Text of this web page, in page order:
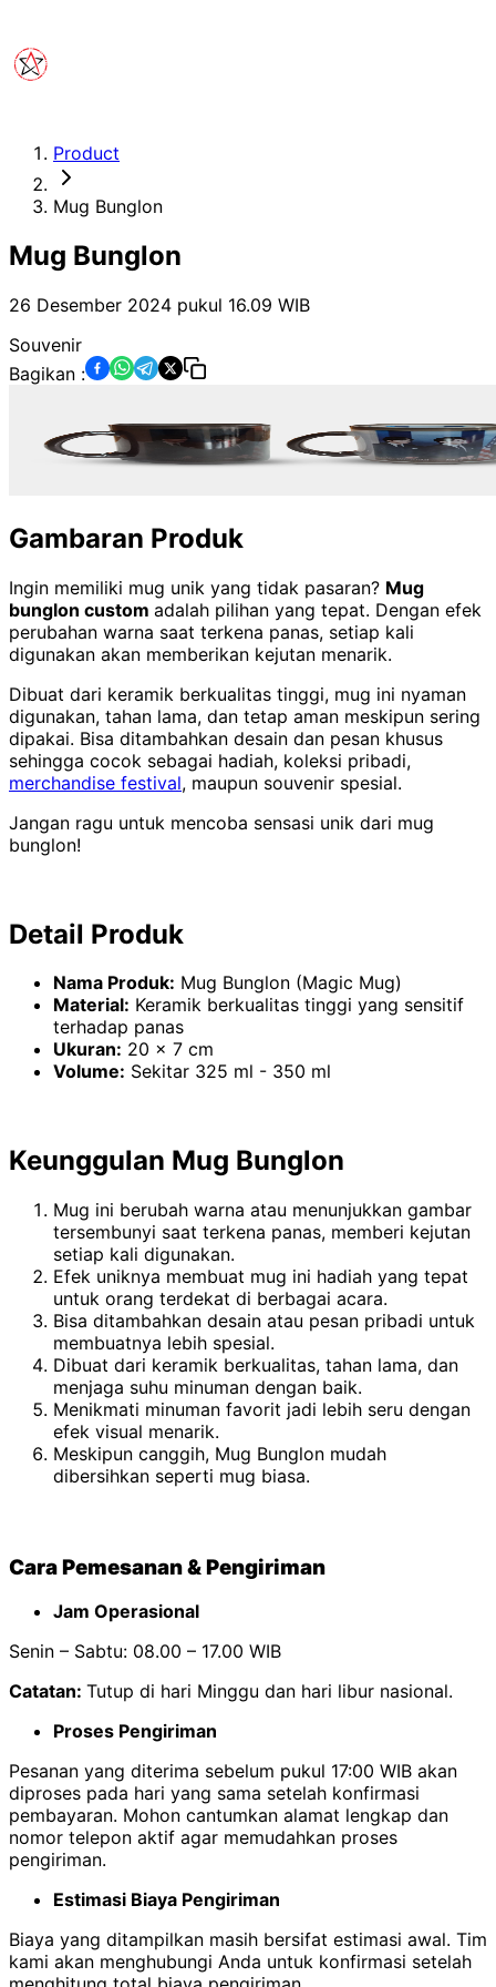
Product
Mug Bunglon
Mug Bunglon
26 Desember 2024 pukul 16.09 WIB
Souvenir
Bagikan :
Gambaran Produk
Ingin memiliki mug unik yang tidak pasaran? Mug
bunglon custom adalah pilihan yang tepat. Dengan efek
perubahan warna saat terkena panas, setiap kali
digunakan akan memberikan kejutan menarik.
Dibuat dari keramik berkualitas tinggi, mug ini nyaman
digunakan, tahan lama, dan tetap aman meskipun sering
dipakai. Bisa ditambahkan desain dan pesan khusus
sehingga cocok sebagai hadiah, koleksi pribadi,
merchandise festival, maupun souvenir spesial.
Jangan ragu untuk mencoba sensasi unik dari mug
bunglon!
Detail Produk
Nama Produk: Mug Bunglon (Magic Mug)
Material: Keramik berkualitas tinggi yang sensitif
terhadap panas
Ukuran: 20 x 7 cm
Volume: Sekitar 325 ml - 350 ml
Keunggulan Mug Bunglon
Mug ini berubah warna atau menunjukkan gambar
tersembunyi saat terkena panas, memberi kejutan
setiap kali digunakan.
Efek uniknya membuat mug ini hadiah yang tepat
untuk orang terdekat di berbagai acara.
Bisa ditambahkan desain atau pesan pribadi untuk
membuatnya lebih spesial.
Dibuat dari keramik berkualitas, tahan lama, dan
menjaga suhu minuman dengan baik.
Menikmati minuman favorit jadi lebih seru dengan
efek visual menarik.
Meskipun canggih, Mug Bunglon mudah
dibersihkan seperti mug biasa.
Cara Pemesanan & Pengiriman
Jam Operasional
Senin – Sabtu: 08.00 – 17.00 WIB
Catatan: Tutup di hari Minggu dan hari libur nasional.
Proses Pengiriman
Pesanan yang diterima sebelum pukul 17:00 WIB akan
diproses pada hari yang sama setelah konfirmasi
pembayaran. Mohon cantumkan alamat lengkap dan
nomor telepon aktif agar memudahkan proses
pengiriman.
Estimasi Biaya Pengiriman
Biaya yang ditampilkan masih bersifat estimasi awal. Tim
kami akan menghubungi Anda untuk konfirmasi setelah